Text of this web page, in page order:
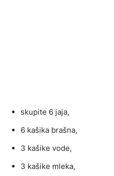
skupite 6 jaja,
6 kašika brašna,
3 kašike vode,
3 kašike mleka,